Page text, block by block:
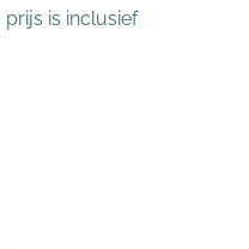
is inclusief